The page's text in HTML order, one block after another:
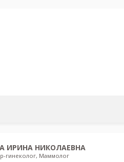
ИРИНА НИКОЛАЕВНА
гинеколог, Маммолог